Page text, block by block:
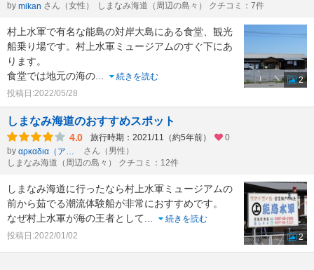
by mikan さん（女性） しまなみ海道（周辺の島々） クチコミ：7件
村上水軍で有名な能島の対岸大島にある食堂、観光
船乗り場です。村上水軍ミュージアムのすぐ下にあ
ります。
食堂では地元の海の...
続きを読む
投稿日:2022/05/28
2
しまなみ海道のおすすめスポット
4.0 旅行時期：2021/11（約5年前）
0
by
αρκαδια（アルカディア）
さん（男性）
しまなみ海道（周辺の島々） クチコミ：12件
しまなみ海道に行ったなら村上水軍ミュージアムの
前から茹でる潮流体験船が非常におすすめです。
なぜ村上水軍が海の王者として
続きを読む
投稿日:2022/01/02
2